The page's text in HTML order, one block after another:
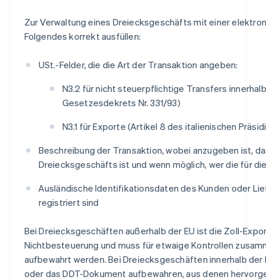
Zur Verwaltung eines Dreiecksgeschäfts mit einer
Folgendes korrekt ausfüllen:
USt.-Felder, die die Art der Transaktion angeben:
N3.2 für nicht steuerpflichtige Transfers
Gesetzesdekrets Nr. 331/93)
N3.1 für Exporte (Artikel 8 des italienischen
Beschreibung der Transaktion, wobei anzugeben ist,
Dreiecksgeschäfts ist und wenn möglich, wer die für
Ausländische Identifikationsdaten des Kunden oder
registriert sind
Bei Dreiecksgeschäften außerhalb der EU ist die Zoll-
Nichtbesteuerung und muss für etwaige Kontrollen
aufbewahrt werden. Bei Dreiecksgeschäften innerhalb der
oder das DDT-Dokument aufbewahren, aus denen